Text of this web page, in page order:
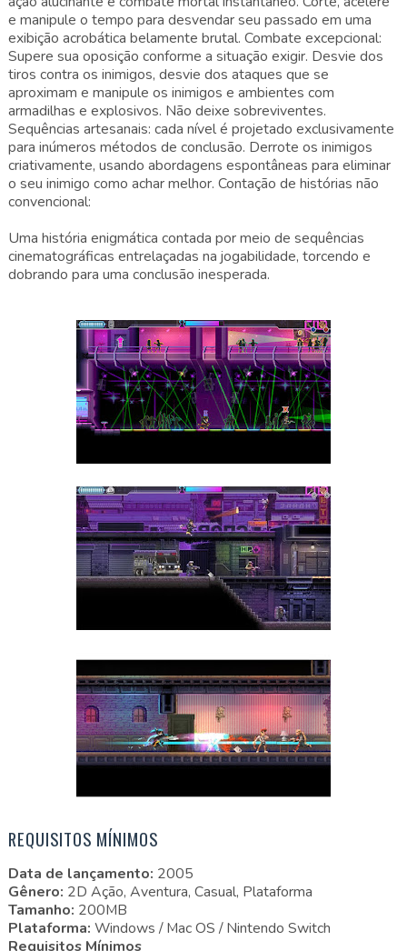
e manipule o tempo para desvendar seu passado em uma
exibição acrobática belamente brutal. Combate excepcional:
Supere sua oposição conforme a situação exigir. Desvie dos
tiros contra os inimigos, desvie dos ataques que se
aproximam e manipule os inimigos e ambientes com
armadilhas e explosivos. Não deixe sobreviventes.
Sequências artesanais: cada nível é projetado exclusivamente
para inúmeros métodos de conclusão. Derrote os inimigos
criativamente, usando abordagens espontâneas para eliminar
o seu inimigo como achar melhor. Contação de histórias não
convencional:
Uma história enigmática contada por meio de sequências
cinematográficas entrelaçadas na jogabilidade, torcendo e
dobrando para uma conclusão inesperada.
REQUISITOS MÍNIMOS
Data de lançamento: 2005
Gênero: 2D Ação, Aventura, Casual, Plataforma
Tamanho: 200MB
Plataforma: Windows / Mac OS / Nintendo Switch
Requisitos Mínimos